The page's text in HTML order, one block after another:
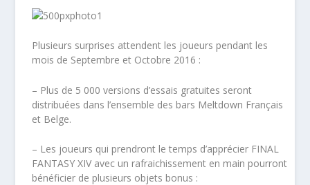
Plusieurs surprises attendent les joueurs pendant les
mois de Septembre et Octobre 2016 :
– Plus de 5 000 versions d’essais gratuites seront
distribuées dans l’ensemble des bars Meltdown Français
et Belge.
– Les joueurs qui prendront le temps d’apprécier FINAL
FANTASY XIV avec un rafraichissement en main pourront
bénéficier de plusieurs objets bonus :